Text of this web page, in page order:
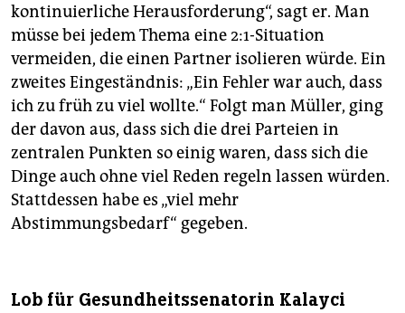
kontinuierliche Herausforderung“, sagt er. Man
müsse bei jedem Thema eine 2:1-Situation
vermeiden, die einen Partner isolieren würde. Ein
zweites Eingeständnis: „Ein Fehler war auch, dass
ich zu früh zu viel wollte.“ Folgt man Müller, ging
der davon aus, dass sich die drei Parteien in
zentralen Punkten so einig waren, dass sich die
Dinge auch ohne viel Reden regeln lassen würden.
Stattdessen habe es „viel mehr
Abstimmungsbedarf“ gegeben.
Lob für Gesundheitssenatorin Kalayci